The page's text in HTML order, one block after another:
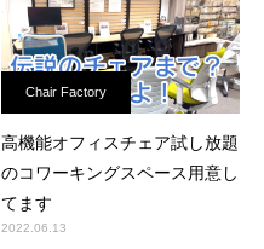
Chair Factory
高機能オフィスチェア試し放題
のコワーキングスペース用意し
てます
2022.06.13